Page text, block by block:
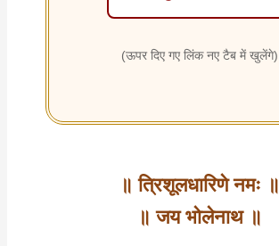
(ऊपर दिए गए लिंक नए टैब में खुलेंगे)
॥ त्रिशूलधारिणे नमः ॥
॥ जय भोलेनाथ ॥